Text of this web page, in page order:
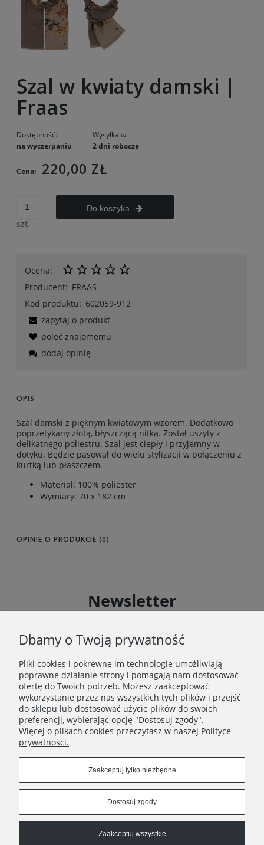
Szal w kwiaty damski |
Fraas
Dostępność:
na wyczerpaniu
Wysyłka w:
2 dni robocze
Cena: 220,00 ZŁ
szt.
Do koszyka
Ocena:
Producent: FRAAS
Kod produktu: 602059-912
zapytaj o produkt
poleć znajomemu
dodaj opinię
OPIS
Szal damski z pięknym kwiatowym wzorem. Dodatkowo
poprzetykany złotą, błyszczącą nitką. Został uszyty z
delikatnego poliestru. Szal jest ciepły i przyjemny w
dotyku. Będzie pasował do wielu stylizacji w połączeniu z
kurtką lub płaszczem.
Materiał: 100% poliester
Wymiary: 70 x 182 cm
OPINIE O PRODUKCIE (0)
Newsletter
zgodnie z Regulaminem akcji promocyjnej
Zapisz się
Zapisując się do Newslettera wyrażasz zgodę na
przetwarzanie Twoich danych osobowych zgodnie z
Polityką prywatności oraz otrzymywanie drogą
elektroniczną informacji handlowej zgodnie z
Regulaminem Newslettera.
REGULAMINY
Dbamy o Twoją prywatność
Pliki cookies i pokrewne im technologie umożliwiają
poprawne działanie strony i pomagają nam dostosować
ofertę do Twoich potrzeb. Możesz zaakceptować
wykorzystanie przez nas wszystkich tych plików i przejść
do sklepu lub dostosować użycie plików do swoich
preferencji, wybierając opcję "Dostosuj zgody".
Więcej o plikach cookies przeczytasz w naszej Polityce
prywatności.
Zaakceptuj tylko niezbędne
Dostosuj zgody
Zaakceptuj wszystkie